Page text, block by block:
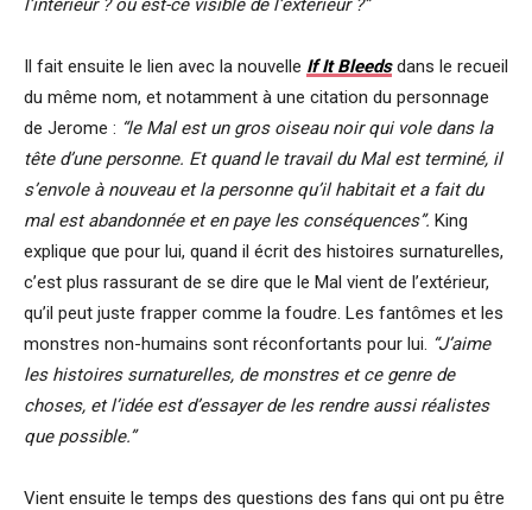
Il fait ensuite le lien avec la nouvelle If It Bleedsdans le recueil
du même nom, et notamment à une citation du personnage
de Jerome : “le Mal est un gros oiseau noir qui vole dans la
tête d’une personne. Et quand le travail du Mal est terminé, il
s’envole à nouveau et la personne qu’il habitait et a fait du
mal est abandonnée et en paye les conséquences”. King
explique que pour lui, quand il écrit des histoires surnaturelles,
c’est plus rassurant de se dire que le Mal vient de l’extérieur,
qu’il peut juste frapper comme la foudre. Les fantômes et les
monstres non-humains sont réconfortants pour lui. “J’aime
les histoires surnaturelles, de monstres et ce genre de
choses, et l’idée est d’essayer de les rendre aussi réalistes
que possible.”
Vient ensuite le temps des questions des fans qui ont pu être